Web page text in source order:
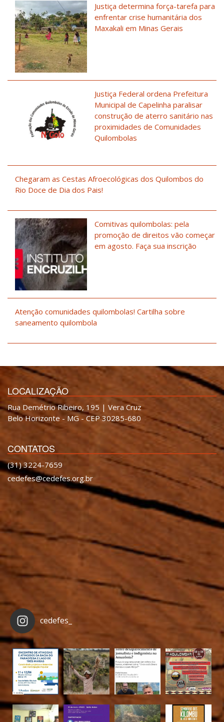
Justiça determina força-tarefa para
enfrentar crise humanitária dos
Maxakali em Minas Gerais
Justiça Federal ordena Prefeitura
Municipal de Capelinha paralisar
construção de aterro sanitário nas
proximidades de Comunidades
Quilombolas
Chegaram as Cestas Afroecológicas dos Quilombos do
Rio Doce de Dia dos Pais!
Comitivas quilombolas: pela
promoção de direitos vão começar
em agosto. Faça sua inscrição
Atenção comunidades quilombolas! Cartilha sobre
saneamento quilombola
LOCALIZAÇÃO
Rua Demétrio Ribeiro, 195 | Vera Cruz
Belo Horizonte - MG - CEP 30285-680
CONTATOS
(31) 3224-7659
cedefes@cedefes.org.br
cedefes_